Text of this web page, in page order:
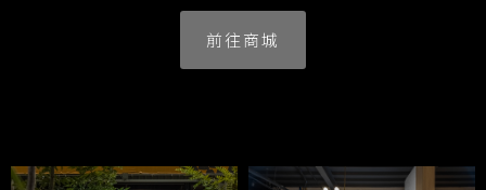
前往商城